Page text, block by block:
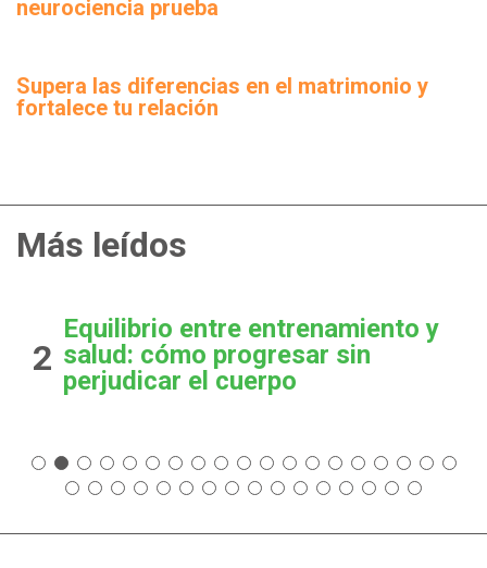
neurociencia prueba
Supera las diferencias en el matrimonio y
fortalece tu relación
Más leídos
2
Equilibrio entre entrenamiento y
salud: cómo progresar sin
perjudicar el cuerpo